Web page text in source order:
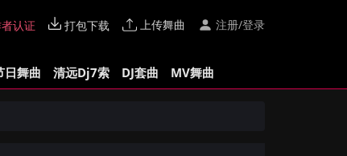
认证 打包下载 上传舞曲 注册/登录
日舞曲 清远Dj7索 DJ套曲 MV舞曲